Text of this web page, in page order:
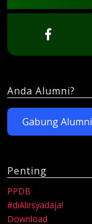
Anda Alumni?
Gabung Alumni
Penting
PPDB
#diAlirsyadaja!
Download